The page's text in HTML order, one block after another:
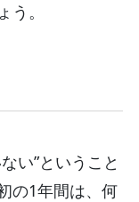
。
い”ということ
の1年間は、何